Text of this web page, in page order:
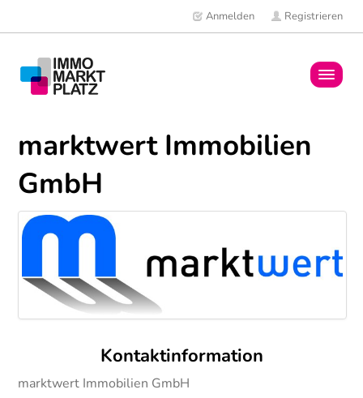
Anmelden Registrieren
Mitglieder
marktwert Immobilien
GmbH
Kontaktinformation
marktwert Immobilien GmbH